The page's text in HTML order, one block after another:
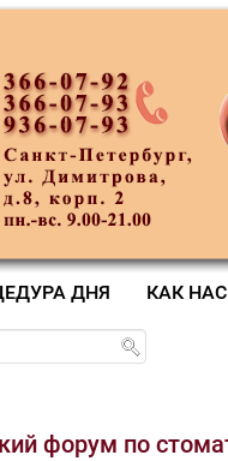
ДНЯ КАК
форум по